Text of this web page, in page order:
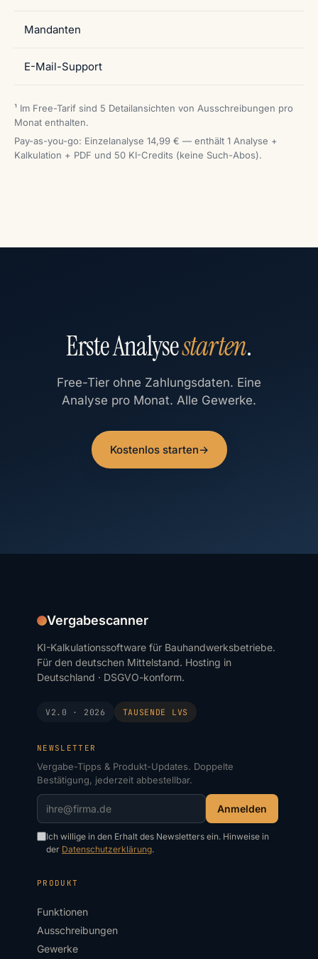
Mandanten
E-Mail-Support
¹ Im Free-Tarif sind 5 Detailansichten von Ausschreibungen pro
Monat enthalten.
Pay-as-you-go: Einzelanalyse 14,99 € — enthält 1 Analyse +
Kalkulation + PDF und 50 KI-Credits (keine Such-Abos).
Erste Analysestarten.
Free-Tier ohne Zahlungsdaten. Eine
Analyse pro Monat. Alle Gewerke.
Kostenlos starten→
Vergabescanner
KI-Kalkulationssoftware für Bauhandwerksbetriebe.
Für den deutschen Mittelstand. Hosting in
Deutschland · DSGVO-konform.
V2.0 · 2026 TAUSENDE LVS
NEWSLETTER
Vergabe-Tipps & Produkt-Updates. Doppelte
Bestätigung, jederzeit abbestellbar.
Anmelden
Ich willige in den Erhalt des Newsletters ein. Hinweise in
der Datenschutzerklärung.
PRODUKT
Funktionen
Ausschreibungen
Gewerke